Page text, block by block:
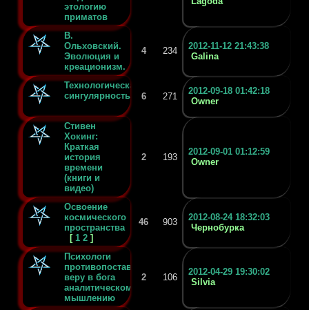
этологию
приматов
В.
Ольховский.
Эволюция и
креационизм.
4 234
2012-11-12 21:43:38
Galina
Технологическая
сингулярность
6 271
2012-09-18 01:42:18
Owner
Стивен
Хокинг:
Краткая
история
времени
(книги и
видео)
2 193
2012-09-01 01:12:59
Owner
Освоение
космического
пространства
[ 1 2 ]
46 903
2012-08-24 18:32:03
Чернобурка
Психологи
противопоставили
веру в бога
аналитическому
мышлению
2 106
2012-04-29 19:30:02
Silvia